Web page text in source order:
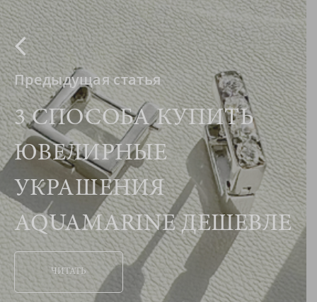
Предыдущая статья
3 СПОСОБА КУПИТЬ
ЮВЕЛИРНЫЕ
УКРАШЕНИЯ
AQUAMARINE ДЕШЕВЛЕ
ЧИТАТЬ